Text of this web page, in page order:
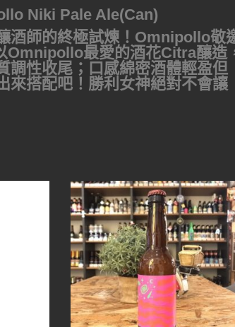
Niki Pale Ale(Can)
酒師的終極試煉！Omnipollo敬
Omnipollo最愛的酒花Citra釀造
調性收尾；口感綿密酒體輕盈但
來搭配吧！勝利女神絕對不會讓